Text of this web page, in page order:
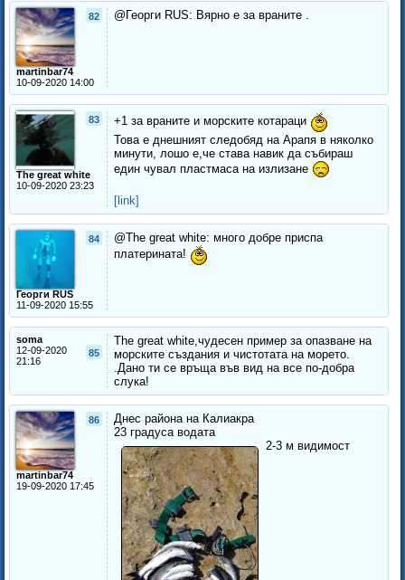
82
martinbar74
10-09-2020 14:00
@Георги RUS: Вярно е за враните .
83
The great white
10-09-2020 23:23
+1 за враните и морските котараци
Това е днешният следобяд на Арапя в няколко
минути, лошо е,че става навик да събираш
един чувал пластмаса на излизане
[link]
84
Георги RUS
11-09-2020 15:55
@The great white: много добре приспа
платерината!
soma
85
12-09-2020
21:16
The great white,чудесен пример за опазване на
морските създания и чистотата на морето.
.Дано ти се връща във вид на все по-добра
слука!
86
martinbar74
19-09-2020 17:45
Днес района на Калиакра
23 градуса водата
2-3 м видимост